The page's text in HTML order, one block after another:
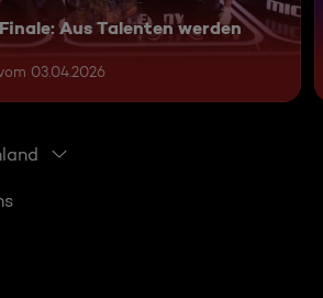
Aus Talenten werden
03.04.2026